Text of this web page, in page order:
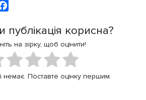
c
e
b
o
o
публікація корисна?
на зірку, щоб оцінити!
немає. Поставте оцінку першим.